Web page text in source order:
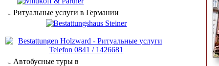
Ритуальные услуги в Германии
Автобусные туры в